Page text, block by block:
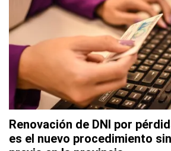
Renovación de DNI por
es el nuevo procedimiento